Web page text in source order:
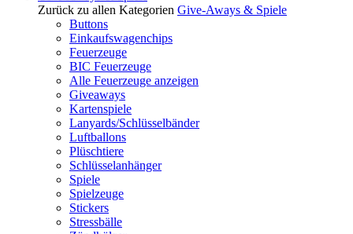
Zurück zu allen Kategorien Give-Aways & Spiele
Buttons
Einkaufswagenchips
Feuerzeuge
BIC Feuerzeuge
Alle Feuerzeuge anzeigen
Giveaways
Kartenspiele
Lanyards/Schlüsselbänder
Luftballons
Plüschtiere
Schlüsselanhänger
Spiele
Spielzeuge
Stickers
Stressbälle